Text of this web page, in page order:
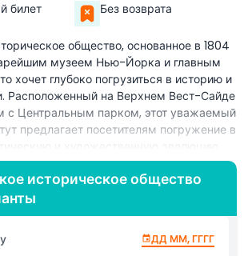
билет Без возврата
общество, основанное в 1804
музеем Нью-Йорка и главным
хочет глубоко погрузиться в историю и
Расположенный на Верхнем Вест-Сайде
с Центральным парком, этот уважаемый
предлагает посетителям погружение в
и художественную эволюцию
и Соединённых Штатов. С мировым
исторических артефактов,
искусства, оригинальных рукописей,
и подробных карт, музей
историю с Войны за
Гражданскую войну, движение за
историческое общество
ДД ММ, ГГГГ